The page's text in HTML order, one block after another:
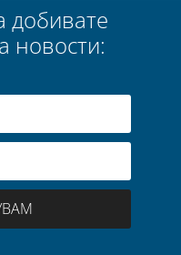
добивате
новости: